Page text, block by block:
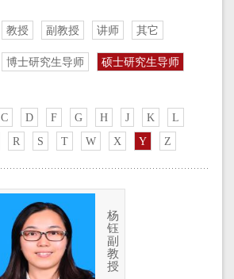
教授 副教授 讲师 其它
博士研究生导师 硕士研究生导师
C D F G H J K
L
R S T W X Y Z
杨
钰
副
教
授